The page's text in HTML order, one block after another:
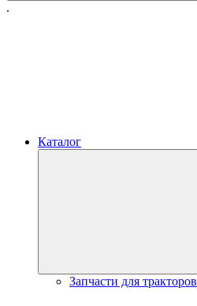
.
Каталог
Запчасти для тракторов